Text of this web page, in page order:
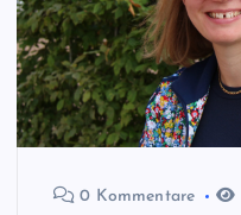
0 Kommentare